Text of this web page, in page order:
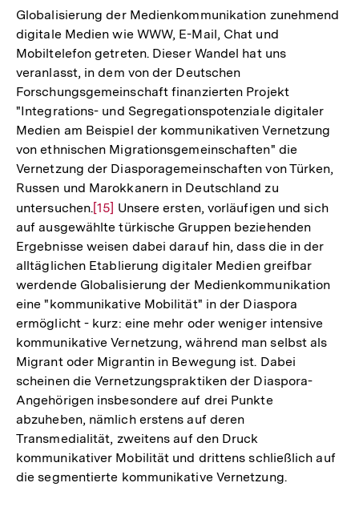
Globalisierung der Medienkommunikation zunehmend
digitale Medien wie WWW, E-Mail, Chat und
Mobiltelefon getreten. Dieser Wandel hat uns
veranlasst, in dem von der Deutschen
Forschungsgemeinschaft finanzierten Projekt
"Integrations- und Segregationspotenziale digitaler
Medien am Beispiel der kommunikativen Vernetzung
von ethnischen Migrationsgemeinschaften" die
Vernetzung der Diasporagemeinschaften von Türken,
Russen und Marokkanern in Deutschland zu
untersuchen.Zur
Auflösung
der
Fußnote
[15] Unsere ersten, vorläufigen und sich
auf ausgewählte türkische Gruppen beziehenden
Ergebnisse weisen dabei darauf hin, dass die in der
alltäglichen Etablierung digitaler Medien greifbar
werdende Globalisierung der Medienkommunikation
eine "kommunikative Mobilität" in der Diaspora
ermöglicht - kurz: eine mehr oder weniger intensive
kommunikative Vernetzung, während man selbst als
Migrant oder Migrantin in Bewegung ist. Dabei
scheinen die Vernetzungspraktiken der Diaspora-
Angehörigen insbesondere auf drei Punkte
abzuheben, nämlich erstens auf deren
Transmedialität, zweitens auf den Druck
kommunikativer Mobilität und drittens schließlich auf
die segmentierte kommunikative Vernetzung.